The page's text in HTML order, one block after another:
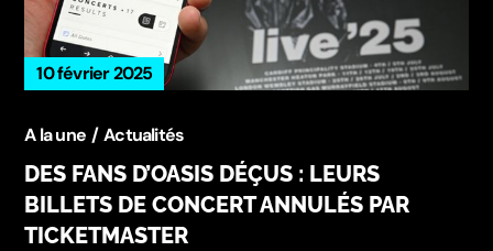
10 février 2025
A la une Actualités
DES FANS D’OASIS DÉÇUS : LEURS
BILLETS DE CONCERT ANNULÉS PAR
TICKETMASTER